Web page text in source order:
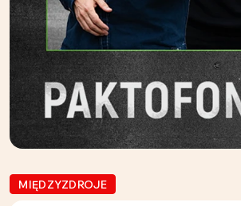
MIĘDZYZDROJE